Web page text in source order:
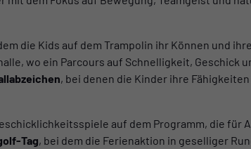
die Kids auf dem Trampolin ihr Können und
wo ein Parcours auf Schnelligkeit, Geschick
, bei denen die Kinder ihre
auf dem Programm, die für
Tag, bei dem die Ferienaktion in geselliger